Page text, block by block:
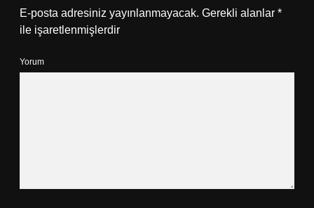
E-posta adresiniz yayınlanmayacak. Gerekli alanlar *
ile işaretlenmişlerdir
Yorum